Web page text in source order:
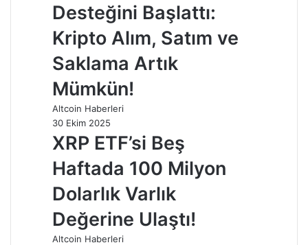
Desteğini Başlattı:
Kripto Alım, Satım ve
Saklama Artık
Mümkün!
Altcoin Haberleri
30 Ekim 2025
XRP ETF’si Beş
Haftada 100 Milyon
Dolarlık Varlık
Değerine Ulaştı!
Altcoin Haberleri